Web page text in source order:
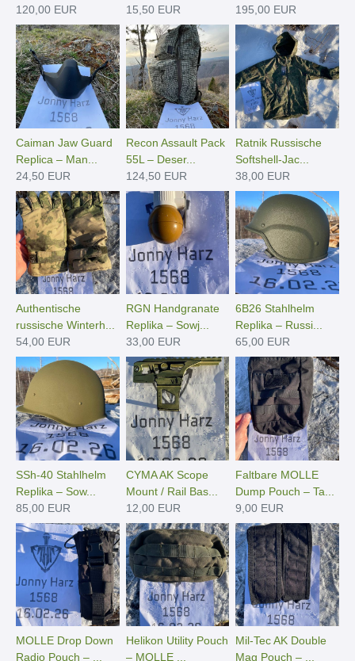
120,00 EUR
15,50 EUR
195,00 EUR
Caiman Jaw Guard
Replica – Man...
24,50 EUR
Recon Assault Pack
55L – Deser...
124,50 EUR
Ratnik Russische
Softshell-Jac...
38,00 EUR
Authentische
russische Winterh...
54,00 EUR
RGN Handgranate
Replika – Sowj...
33,00 EUR
6B26 Stahlhelm
Replika – Russi...
65,00 EUR
SSh-40 Stahlhelm
Replika – Sow...
85,00 EUR
CYMA AK Scope
Mount / Rail Bas...
12,00 EUR
Faltbare MOLLE
Dump Pouch – Ta...
9,00 EUR
MOLLE Drop Down
Radio Pouch – ...
Helikon Utility Pouch
– MOLLE ...
Mil-Tec AK Double
Mag Pouch – ...